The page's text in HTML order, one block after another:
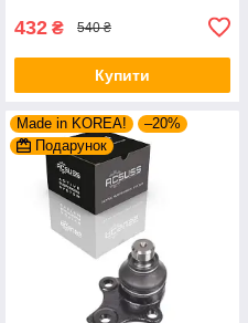
432 ₴ 540 ₴
Купити
Made in KOREA!
–20%
Подарунок